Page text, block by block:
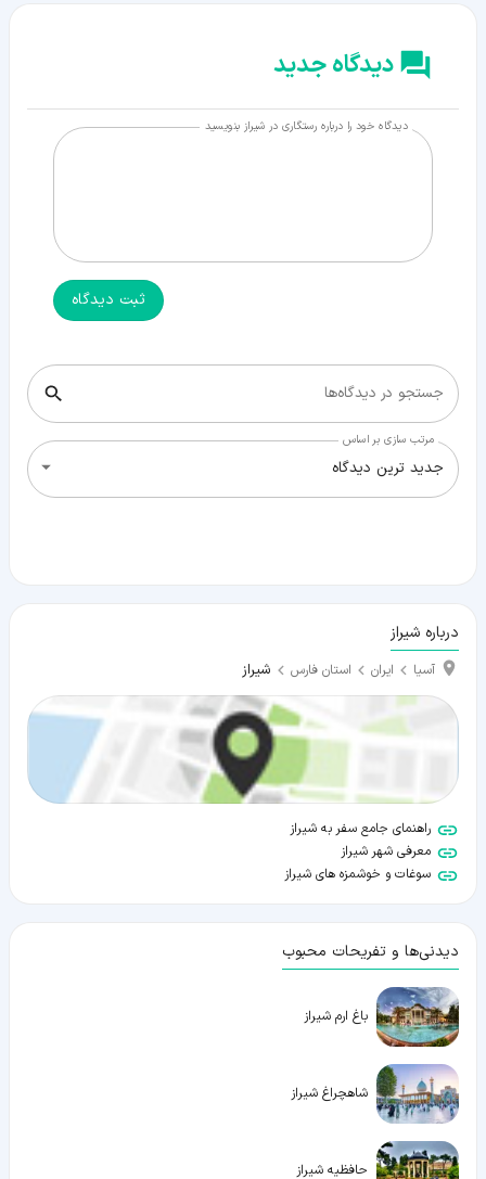
دیدگاه جدید
دیدگاه خود را درباره رستگاری در شیراز بنویسید
ثبت دیدگاه
جستجو در دیدگاه‌ها
مرتب سازی بر اساس
جدید ترین دیدگاه
درباره شیراز
آسیا ایران استان فارس شیراز
راهنمای جامع سفر به شیراز
معرفی شهر شیراز
سوغات و خوشمزه های شیراز
دیدنی‌ها و تفریحات محبوب
باغ ارم شیراز
شاهچراغ شیراز
حافظیه شیراز